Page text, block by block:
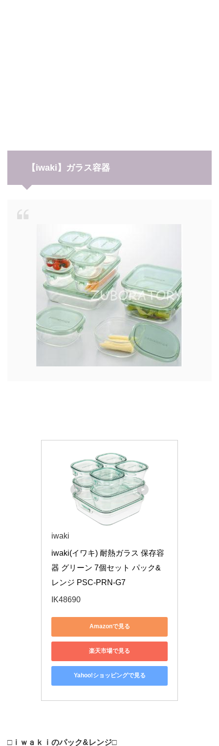
【iwaki】ガラス容器
iwaki
iwaki(イワキ) 耐熱ガラス 保存容
器 グリーン 7個セット パック&
レンジ PSC-PRN-G7
IK48690
Amazonで見る
楽天市場で見る
Yahoo!ショッピングで見る
□ｉｗａｋｉのパック&レンジ□